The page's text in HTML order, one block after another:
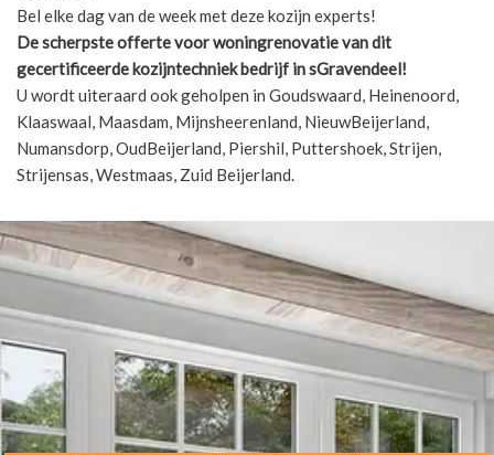
Bel elke dag van de week met deze kozijn experts!
De scherpsteofferte voor woningrenovatie van dit
gecertificeerde kozijntechniek bedrijf in sGravendeel!
U wordt uiteraard ook geholpen in Goudswaard, Heinenoord,
Klaaswaal, Maasdam, Mijnsheerenland, NieuwBeijerland,
Numansdorp, OudBeijerland, Piershil, Puttershoek, Strijen,
Strijensas, Westmaas, Zuid Beijerland.